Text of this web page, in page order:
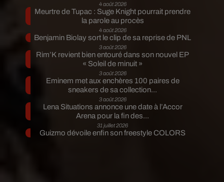
4 août 2026
Meurtre de Tupac : Suge Knight pourrait prendre
la parole au procès
4 août 2026
Benjamin Biolay sort le clip de sa reprise de PNL
3 août 2026
Rim’K revient bien entouré dans son nouvel EP
« Soleil de minuit »
3 août 2026
Eminem met aux enchères 100 paires de
sneakers de sa collection...
3 août 2026
Lena Situations annonce une date à l’Accor
Arena pour la fin des...
31 juillet 2026
Guizmo dévoile enfin son freestyle COLORS